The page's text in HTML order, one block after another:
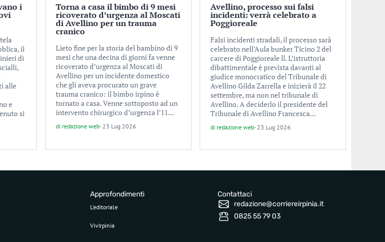
i
il
di
alle
e
si
Torna a casa il bimbo di 9 mesi
ricoverato d’urgenza al Moscati
di Avellino per un trauma
cranico
Lieto fine per la storia del bambino di 9
mesi che una decina di giorni fa venne
ricoverato d’urgenza al Moscati di
Avellino per un incidente domestico
che gli aveva procurato un grave
trauma cranico: il bimbo irpino è
tornato a casa. Venne sottoposto ad un
intervento chirurgico d’urgenza l’11...
di redazione web- 23 Lug 2026
Avellino, processo sui falsi
incidenti: verrà celebrato a
Poggioreale
Falsi incidenti stradali, il processo sarà
celebrato nell’Aula bunker Ticino 2 del
carcere di Poggioreale ll. L’istruttoria
dibattimentale è prevista davanti al
giudice monocratico del Tribunale di
Avellino Gilda Zarrella e inizierà il 22
settembre, ma non nel tribunale di
Avellino. A deciderlo il presidente del
Tribunale di Avellino Francesca...
di redazione web- 23 Lug 2026
Approfondimenti
L’editoriale
VivIrpinia
Contattaci
redazione@corriereirpinia.it
0825 55 79 03